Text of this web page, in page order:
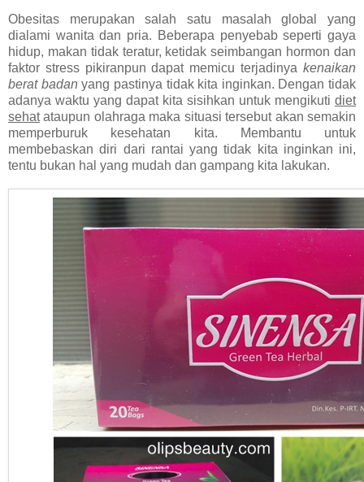
Obesitas merupakan salah satu masalah global yang
dialami wanita dan pria. Beberapa penyebab seperti gaya
hidup, makan tidak teratur, ketidak seimbangan hormon dan
faktor stress pikiranpun dapat memicu terjadinya kenaikan
berat badan yang pastinya tidak kita inginkan. Dengan tidak
adanya waktu yang dapat kita sisihkan untuk mengikuti diet
sehatataupun olahraga maka situasi tersebut akan semakin
memperburuk kesehatan kita. Membantu untuk
membebaskan diri dari rantai yang tidak kita inginkan ini,
tentu bukan hal yang mudah dan gampang kita lakukan.